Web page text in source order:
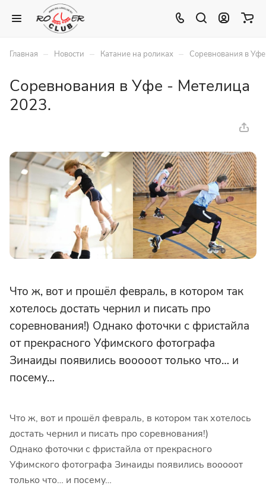
Главная – Новости – Катание на роликах – Соревнования в
Соревнования в Уфе - Метелица
2023.
Что ж, вот и прошёл февраль, в котором так
хотелось достать чернил и писать про
соревнования!) Однако фоточки с фристайла
от прекрасного Уфимского фотографа
Зинаиды появились вооооот только что… и
посему…
Что ж, вот и прошёл февраль, в котором так хотелось
достать чернил и писать про соревнования!)
Однако фоточки с фристайла от прекрасного
Уфимского фотографа Зинаиды появились вооооот
только что… и посему…